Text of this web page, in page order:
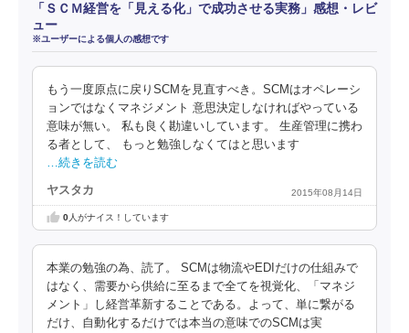
「ＳＣＭ経営を「見える化」で成功させる実務」感想・レビ
ュー
※ユーザーによる個人の感想です
もう一度原点に戻りSCMを見直すべき。SCMはオペレーシ
ョンではなくマネジメント 意思決定しなければやっている
意味が無い。 私も良く勘違いしています。 生産管理に携わ
る者として、 もっと勉強しなくてはと思います
…続きを読む
ヤスタカ 2015年08月14日
0人がナイス！しています
本業の勉強の為、読了。 SCMは物流やEDIだけの仕組みで
はなく、需要から供給に至るまで全てを視覚化、「マネジ
メント」し経営革新することである。よって、単に繋がる
だけ、自動化するだけでは本当の意味でのSCMは実